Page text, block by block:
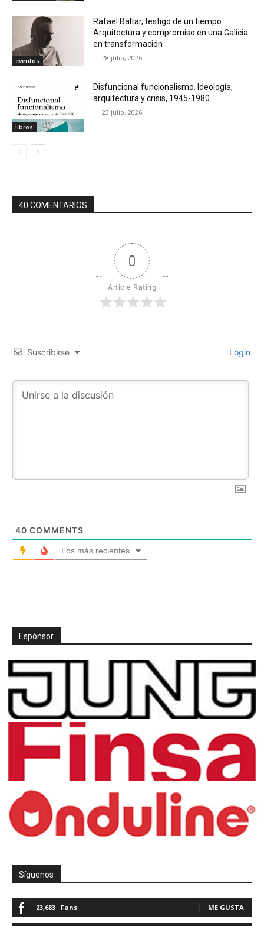
eventos
Rafael Baltar, testigo de un tiempo.
Arquitectura y compromiso en una Galicia
en transformación
28 julio, 2026
libros
Disfuncional funcionalismo. Ideología,
arquitectura y crisis, 1945-1980
23 julio, 2026
40 COMENTARIOS
0
Article Rating
Suscribirse Login
40 COMMENTS
Los más recientes
Espónsor
Síguenos
23,683 Fans ME GUSTA